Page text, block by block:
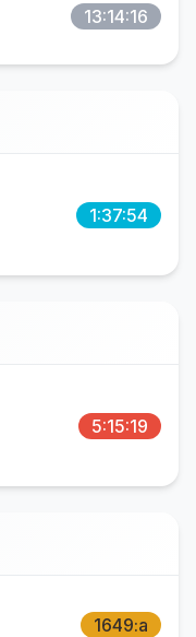
13:14:16
1:37:54
5:15:19
1649:a